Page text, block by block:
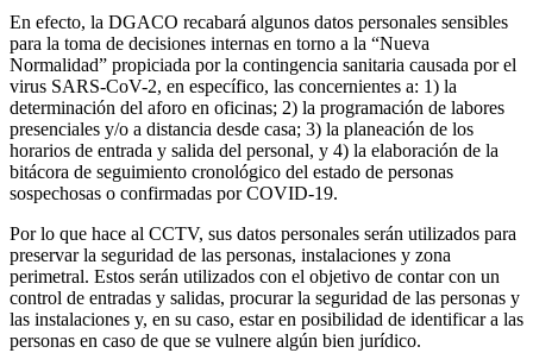
En efecto, la DGACO recabará algunos datos personales sensibles
para la toma de decisiones internas en torno a la “Nueva
Normalidad” propiciada por la contingencia sanitaria causada por el
virus SARS-CoV-2, en específico, las concernientes a: 1) la
determinación del aforo en oficinas; 2) la programación de labores
presenciales y/o a distancia desde casa; 3) la planeación de los
horarios de entrada y salida del personal, y 4) la elaboración de la
bitácora de seguimiento cronológico del estado de personas
sospechosas o confirmadas por COVID-19.
Por lo que hace al CCTV, sus datos personales serán utilizados para
preservar la seguridad de las personas, instalaciones y zona
perimetral. Estos serán utilizados con el objetivo de contar con un
control de entradas y salidas, procurar la seguridad de las personas y
las instalaciones y, en su caso, estar en posibilidad de identificar a las
personas en caso de que se vulnere algún bien jurídico.